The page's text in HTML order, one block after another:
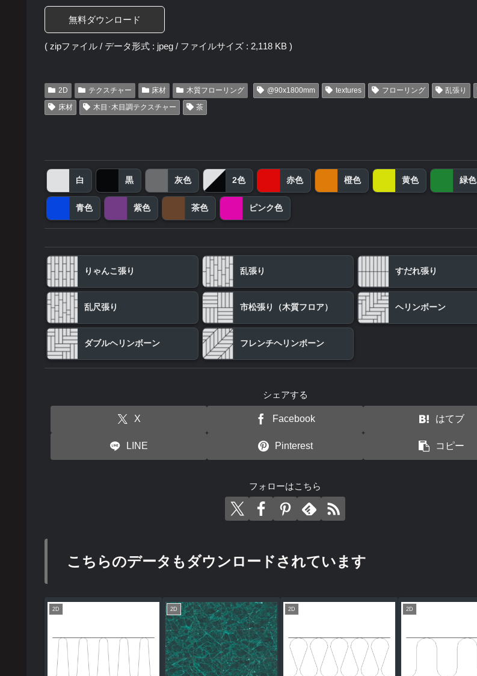
無料ダウンロード
( zipファイル / データ形式 : jpeg / ファイルサイズ : 2,118 KB )
2D テクスチャー 床材 木質フローリング @90x1800mm textures フローリング 乱張り
床材
木目･木目調テクスチャー 茶
白 黒 灰色 2色 赤色 橙色 黄色 緑色
青色 紫色 茶色 ピンク色
りゃんこ張り 乱張り すだれ張り
乱尺張り 市松張り（木質フロア） ヘリンボーン
ダブルヘリンボーン フレンチヘリンボーン
シェアする
X Facebook はてブ
LINE Pinterest コピー
フォローはこちら
こちらのデータもダウンロードされています
2D 2D 2D 2D